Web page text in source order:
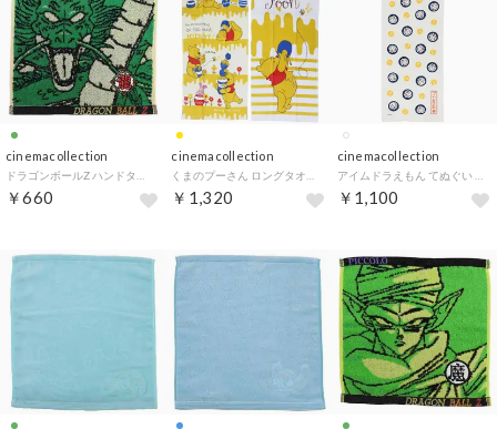
cinemacollection
￥660
cinemacollection
￥1,320
cinemacollection
￥1,100